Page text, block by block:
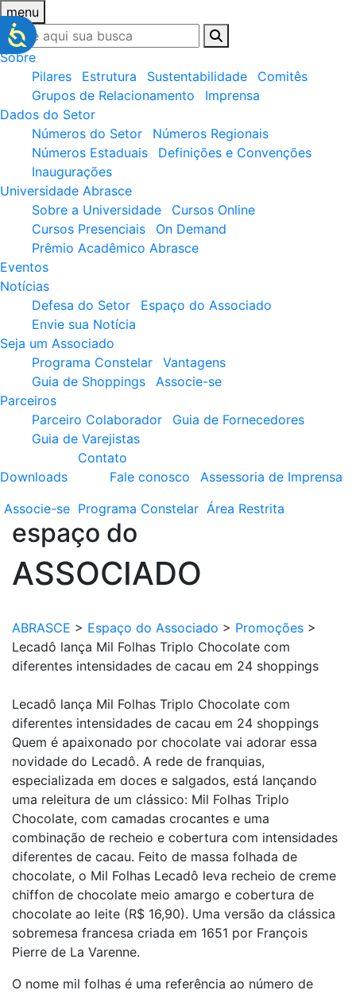
menu
Sobre
Pilares
Estrutura Sustentabilidade
Comitês
Grupos de Relacionamento
Imprensa
Dados do Setor
Números do Setor
Números Regionais
Números Estaduais
Definições e Convenções
Inaugurações
Universidade Abrasce
Sobre a Universidade
Cursos Online
Cursos Presenciais
On Demand
Prêmio Acadêmico Abrasce
Eventos
Notícias
Defesa do Setor
Espaço do Associado
Envie sua Notícia
Seja um Associado
Programa Constelar
Vantagens
Guia de Shoppings
Associe-se
Parceiros
Parceiro Colaborador
Guia de Fornecedores
Guia de Varejistas
Downloads
Contato
Fale conosco
Assessoria de Imprensa
Associe-se Programa Constelar Área Restrita
espaço do
ASSOCIADO
ABRASCE > Espaço do Associado > Promoções >
Lecadô lança Mil Folhas Triplo Chocolate com
diferentes intensidades de cacau em 24 shoppings
Lecadô lança Mil Folhas Triplo Chocolate com
diferentes intensidades de cacau em 24 shoppings
Quem é apaixonado por chocolate vai adorar essa
novidade do Lecadô. A rede de franquias,
especializada em doces e salgados, está lançando
uma releitura de um clássico: Mil Folhas Triplo
Chocolate, com camadas crocantes e uma
combinação de recheio e cobertura com intensidades
diferentes de cacau. Feito de massa folhada de
chocolate, o Mil Folhas Lecadô leva recheio de creme
chiffon de chocolate meio amargo e cobertura de
chocolate ao leite (R$ 16,90). Uma versão da clássica
sobremesa francesa criada em 1651 por François
Pierre de La Varenne.
O nome mil folhas é uma referência ao número de